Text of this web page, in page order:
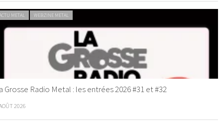
METAL WEBZINE METAL
Grosse Radio Metal : les entrées 2026 #31 et #32
2026